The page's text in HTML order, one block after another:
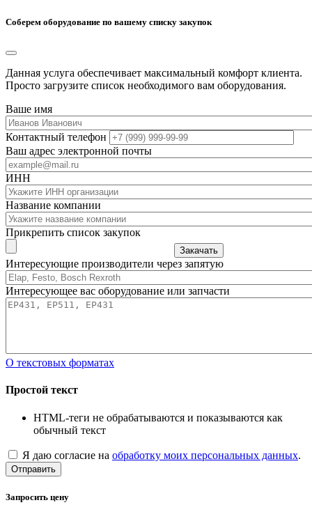
Соберем оборудование по вашему списку закупок
Данная услуга обеспечивает максимальный комфорт клиента.
Просто загрузите список необходимого вам оборудования.
Ваше имя
Контактный телефон
Ваш адрес электронной почты
ИНН
Название компании
Прикрепить список закупок
Закачать
Интересующие производители через запятую
Интересующее вас оборудование или запчасти
О текстовых форматах
Простой текст
HTML-теги не обрабатываются и показываются как
обычный текст
Я даю согласие на обработку моих персональных данных.
Отправить
Запросить цену